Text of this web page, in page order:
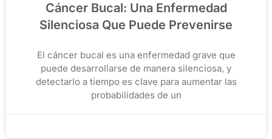
Cáncer Bucal: Una Enfermedad
Silenciosa Que Puede Prevenirse
El cáncer bucal es una enfermedad grave que
puede desarrollarse de manera silenciosa, y
detectarlo a tiempo es clave para aumentar las
probabilidades de un